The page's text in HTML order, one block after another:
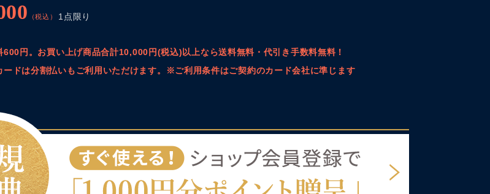
（税込） 1点限り
600円。お買い上げ商品合計10,000円(税込)以上なら送料無料・代引き手数料無料！
ードは分割払いもご利用いただけます。※ご利用条件はご契約のカード会社に準じます